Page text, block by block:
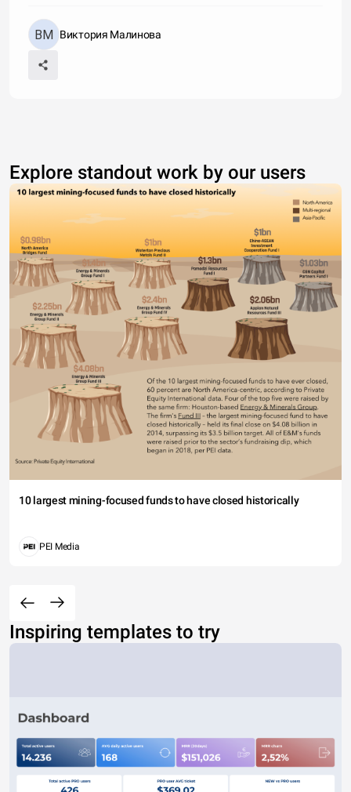
Виктория Малинова
Explore standout work by our users
10 largest mining-focused funds to have closed historically
PEI Media
Inspiring templates to try